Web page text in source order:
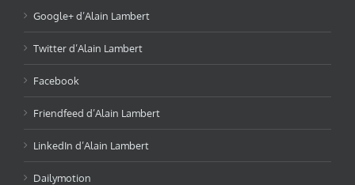
Google+ d’Alain Lambert
Twitter d’Alain Lambert
Facebook
Friendfeed d’Alain Lambert
LinkedIn d’Alain Lambert
Dailymotion